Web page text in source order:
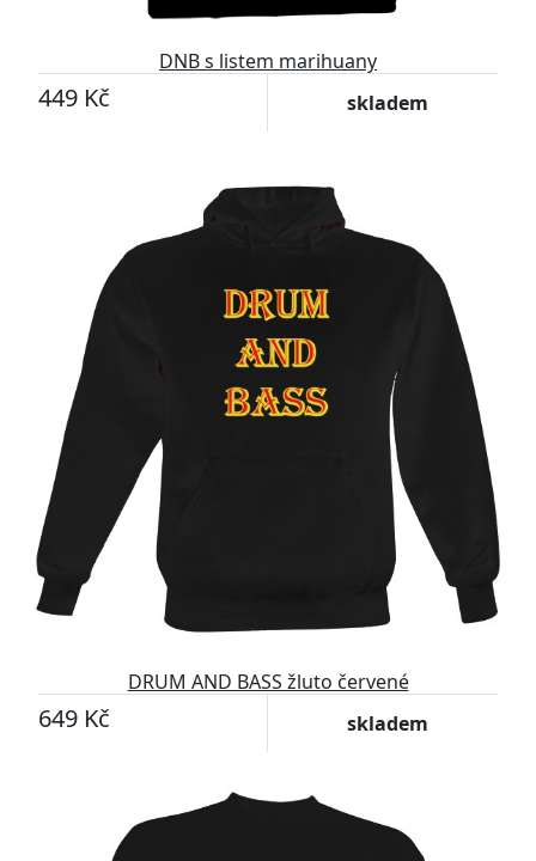
DNB s listem marihuany
449 Kč skladem
DRUM AND BASS žluto červené
649 Kč skladem